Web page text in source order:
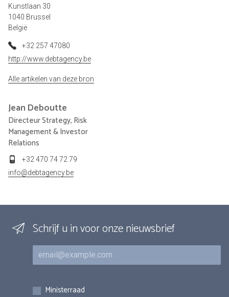
Kunstlaan 30
1040 Brussel
België
+32 257 47080
http://www.debtagency.be
Alle artikelen van deze bron
Jean Deboutte
Directeur Strategy, Risk
Management & Investor
Relations
+32 470 74 72 79
info@debtagency.be
Schrijf u in voor onze nieuwsbrief
E-mail
Inschrijvingen
Ministerraad